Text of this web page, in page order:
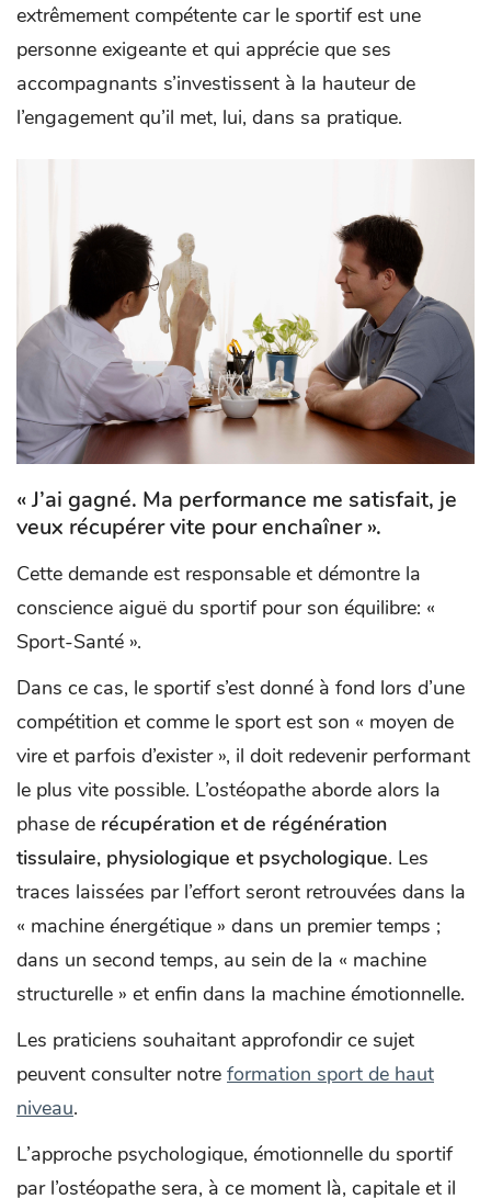
extrêmement compétente car le sportif est une
personne exigeante et qui apprécie que ses
accompagnants s’investissent à la hauteur de
l’engagement qu’il met, lui, dans sa pratique.
« J’ai gagné. Ma performance me satisfait, je
veux récupérer vite pour enchaîner ».
Cette demande est responsable et démontre la
conscience aiguë du sportif pour son équilibre: «
Sport-Santé ».
Dans ce cas, le sportif s’est donné à fond lors d’une
compétition et comme le sport est son « moyen de
vire et parfois d’exister », il doit redevenir performant
le plus vite possible. L’ostéopathe aborde alors la
phase de récupération et de régénération
tissulaire, physiologique et psychologique. Les
traces laissées par l’effort seront retrouvées dans la
« machine énergétique » dans un premier temps ;
dans un second temps, au sein de la « machine
structurelle » et enfin dans la machine émotionnelle.
Les praticiens souhaitant approfondir ce sujet
peuvent consulter notre formation sport de haut
niveau.
L’approche psychologique, émotionnelle du sportif
par l’ostéopathe sera, à ce moment là, capitale et il